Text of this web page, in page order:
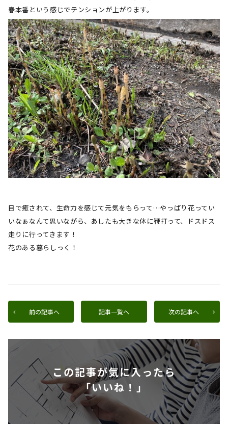
春本番という感じでテンションが上がります。
目で癒されて、生命力を感じて元気をもらって…やっぱり花ってい
いなぁなんて思いながら、あしたも大きな体に鞭打って、ドスドス
走りに行ってきます！
花のある暮らしっく！
前の記事へ 記事一覧へ 次の記事へ
この記事が気に入ったら
「いいね！」